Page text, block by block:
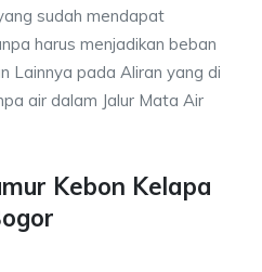
sudah mendapat
harus menjadikan beban
Lainnya pada Aliran yang di
air dalam Jalur Mata Air
Kebon Kelapa